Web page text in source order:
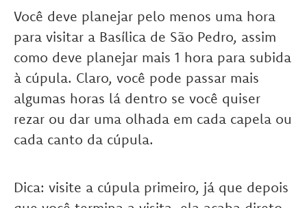
Você deve planejar pelo menos uma hora
para visitar a Basílica de São Pedro, assim
como deve planejar mais 1 hora para subida
à cúpula. Claro, você pode passar mais
algumas horas lá dentro se você quiser
rezar ou dar uma olhada em cada capela ou
cada canto da cúpula.
Dica: visite a cúpula primeiro, já que depois